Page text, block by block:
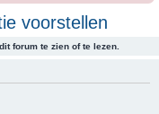
voorstellen
forum te zien of te lezen.